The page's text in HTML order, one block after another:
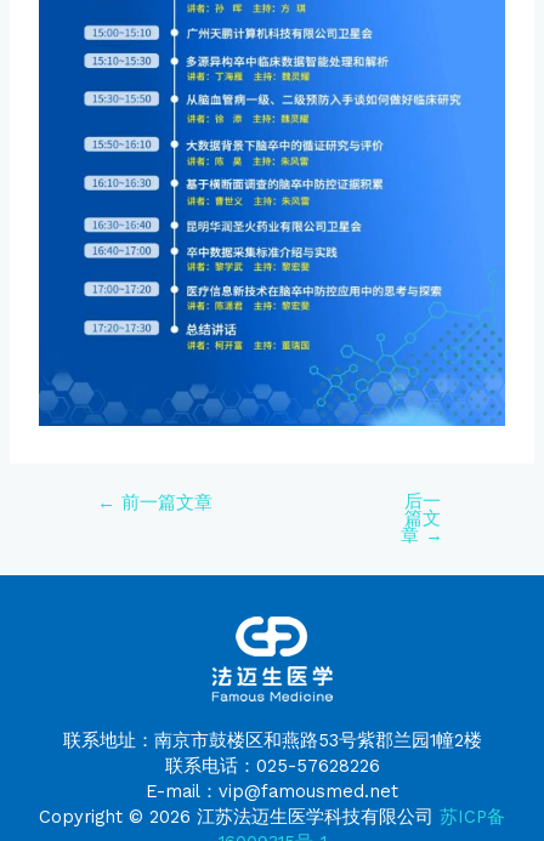
← 前一篇文章 后一
篇文
章 →
联系地址：南京市鼓楼区和燕路53号紫郡兰园1幢2楼
联系电话：025-57628226
E-mail：vip@famousmed.net
Copyright © 2026 江苏法迈生医学科技有限公司 苏ICP备